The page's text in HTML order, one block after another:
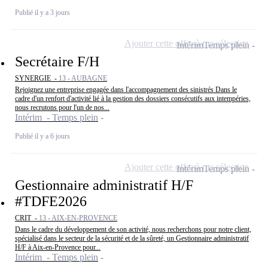
Publié il y a 3 jours
Secrétaire F/H
SYNERGIE - 13 - AUBAGNE
Rejoignez une entreprise engagée dans l'accompagnement des sinistrés Dans le
cadre d'un renfort d'activité lié à la gestion des dossiers consécutifs aux intempéries,
nous recrutons pour l'un de nos...
Intérim - Temps plein
Publié il y a 6 jours
IntérimTemps plein
Ajouter cette offre à ma sélection
Gestionnaire administratif H/F
#TDFE2026
CRIT - 13 - AIX-EN-PROVENCE
Dans le cadre du développement de son activité, nous recherchons pour notre client,
spécialisé dans le secteur de la sécurité et de la sûreté, un Gestionnaire administratif
H/F à Aix-en-Provence pour...
Intérim - Temps plein
IntérimTemps plein
Ajouter cette offre à ma sélection